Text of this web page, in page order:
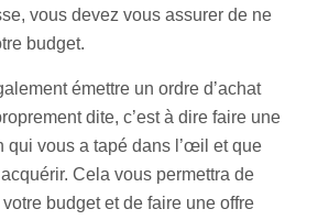
vous devez vous assurer de ne
budget.
émettre un ordre d’achat
dite, c’est à dire faire une
qui vous a tapé dans l’œil et que
Cela vous permettra de
budget et de faire une offre